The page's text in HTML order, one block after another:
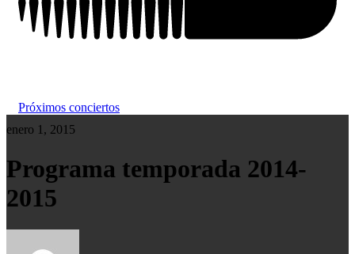
Próximos conciertos
enero 1, 2015
Programa temporada 2014-
2015